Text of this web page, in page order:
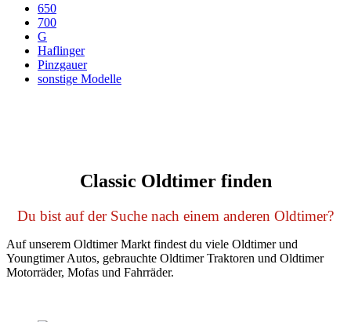
650
700
G
Haflinger
Pinzgauer
sonstige Modelle
Classic Oldtimer finden
Du bist auf der Suche nach einem anderen Oldtimer?
Auf unserem Oldtimer Markt findest du viele Oldtimer und
Youngtimer Autos, gebrauchte Oldtimer Traktoren und Oldtimer
Motorräder, Mofas und Fahrräder.